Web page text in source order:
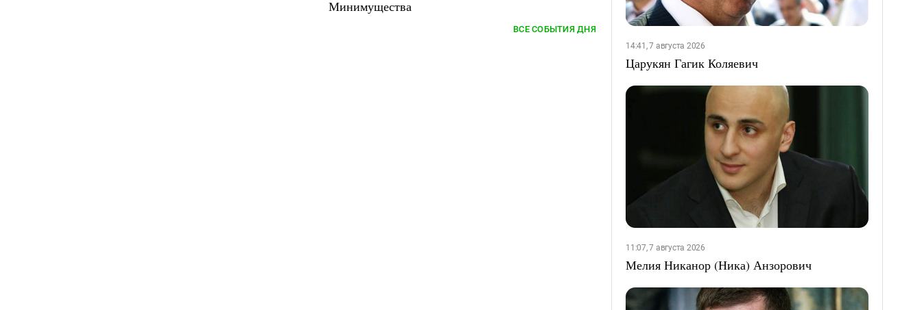
Минимущества
ВСЕ СОБЫТИЯ ДНЯ
14:41, 7 августа 2026
Царукян Гагик Коляевич
11:07, 7 августа 2026
Мелия Никанор (Ника) Анзорович